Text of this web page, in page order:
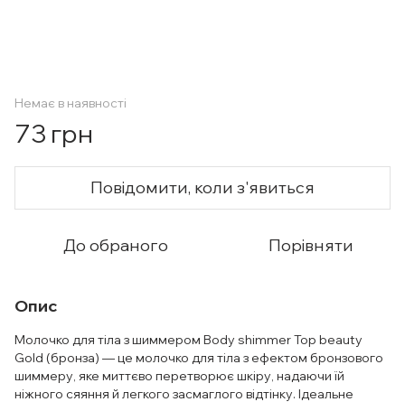
Немає в наявності
73 грн
Повідомити, коли з'явиться
До обраного Порівняти
Опис
Молочко для тіла з шиммером Body shimmer Top beauty
Gold (бронза) — це молочко для тіла з ефектом бронзового
шиммеру, яке миттєво перетворює шкіру, надаючи їй
ніжного сяяння й легкого засмаглого відтінку. Ідеальне